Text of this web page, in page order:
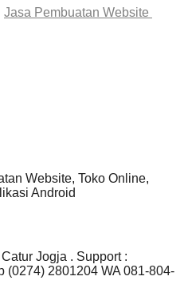
Jasa Pembuatan Website
Website, Toko Online,
Android
Jogja . Support :
(0274) 2801204 WA 081-804-